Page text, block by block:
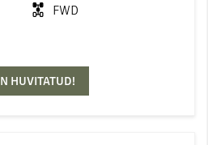
FWD
HUVITATUD!